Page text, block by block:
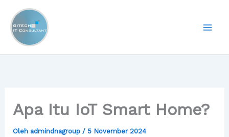
konten
Apa Itu IoT Smart Home?
Oleh admindnagroup / 5 November 2024